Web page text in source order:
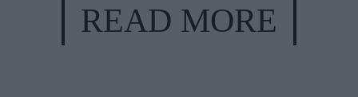
READ MORE